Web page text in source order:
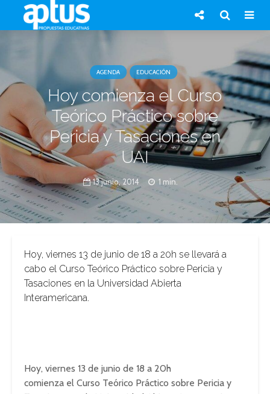
AGENDA EDUCACIÓN
Hoy comienza el Curso
Teórico Práctico sobre
Pericia y Tasaciones en
UAI
13 junio, 2014 1 min.
Hoy, viernes 13 de junio de 18 a 20h se llevará a
cabo el Curso Teórico Práctico sobre Pericia y
Tasaciones en la Universidad Abierta
Interamericana.
Hoy, viernes 13 de junio de 18 a 20h
comienza el Curso Teórico Práctico sobre Pericia y